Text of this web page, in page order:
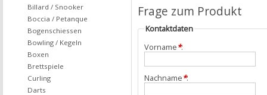
Frage zum Produkt
Kontaktdaten
Vorname*:
Nachname*:
Billard / Snooker
Boccia / Petanque
Bogenschiessen
Bowling / Kegeln
Boxen
Brettspiele
Curling
Darts